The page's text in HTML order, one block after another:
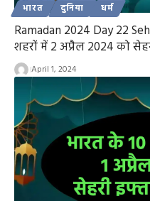
भारत दुनिया धर्म
Ramadan 2024 Day 22
शहरों में 2 अप्रैल 2024 को
April 1, 2024